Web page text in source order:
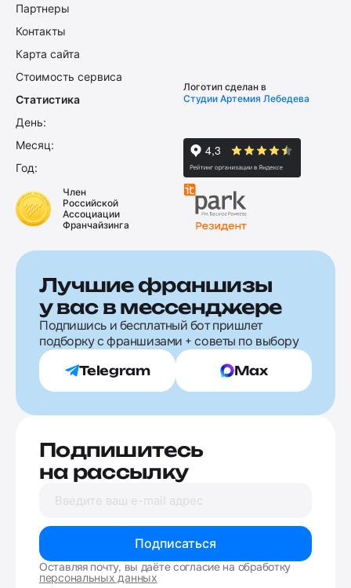
Партнеры
Контакты
Карта сайта
Стоимость сервиса
Статистика
День:
Месяц:
Год:
Логотип сделан в
Студии Артемия Лебедева
Член
Российской
Ассоциации
Франчайзинга
Лучшие франшизы
у вас в мессенджере
Подпишись и бесплатный бот пришлет
подборку с франшизами + советы по выбору
Telegram Max
Подпишитесь
на рассылку
Подписаться
Оставляя почту, вы даёте согласие на обработку
персональных данных